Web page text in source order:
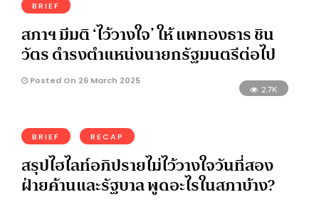
BRIEF
สภาฯ มีมติ ‘ไว้วางใจ’ ให้ แพทองธาร ชิน
วัตร ดำรงตำแหน่งนายกรัฐมนตรีต่อไป
Posted On 26 March 2025
2.7K
BRIEF RECAP
สรุปไฮไลท์อภิปรายไม่ไว้วางใจวันที่สอง
ฝ่ายค้านและรัฐบาล พูดอะไรในสภาบ้าง?